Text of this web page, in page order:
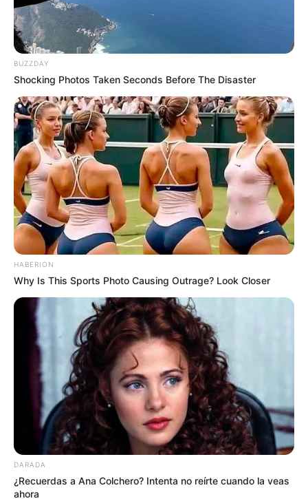
BUZZDAY
Shocking Photos Taken Seconds Before The Disaster
HABERION
Why Is This Sports Photo Causing Outrage? Look Closer
DARADA
¿Recuerdas a Ana Colchero? Intenta no reírte cuando la veas
ahora